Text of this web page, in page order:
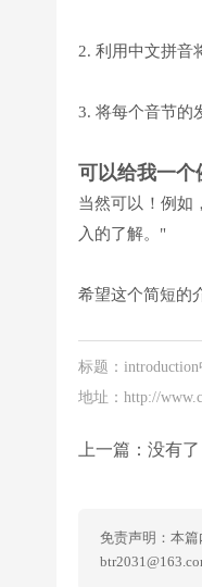
2. 利用中文拼音
3. 将每个音节的
可以给我一个
当然可以！例如
入的了解。"
希望这个简短的
标题：
地址：http://
上一篇：没有了
免责声明：本